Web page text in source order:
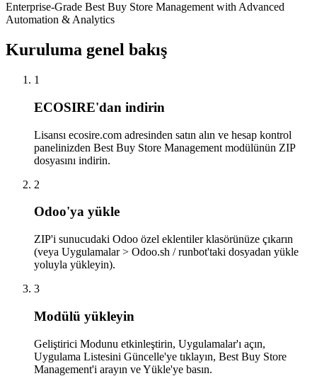
Enterprise-Grade Best Buy Store Management with Advanced
Automation & Analytics
Kuruluma genel bakış
1
ECOSIRE'dan indirin
Lisansı ecosire.com adresinden satın alın ve hesap kontrol
panelinizden Best Buy Store Management modülünün ZIP
dosyasını indirin.
2
Odoo'ya yükle
ZIP'i sunucudaki Odoo özel eklentiler klasörünüze çıkarın
(veya Uygulamalar > Odoo.sh / runbot'taki dosyadan yükle
yoluyla yükleyin).
3
Modülü yükleyin
Geliştirici Modunu etkinleştirin, Uygulamalar'ı açın,
Uygulama Listesini Güncelle'ye tıklayın, Best Buy Store
Management'i arayın ve Yükle'ye basın.